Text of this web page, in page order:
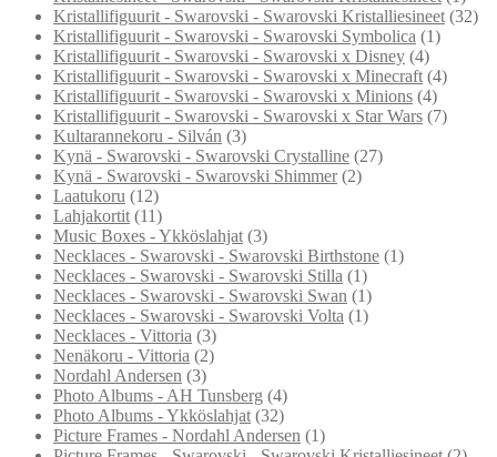
Kristallifiguurit - Swarovski - Swarovski Kristalliesineet (32)
Kristallifiguurit - Swarovski - Swarovski Symbolica (1)
Kristallifiguurit - Swarovski - Swarovski x Disney (4)
Kristallifiguurit - Swarovski - Swarovski x Minecraft (4)
Kristallifiguurit - Swarovski - Swarovski x Minions (4)
Kristallifiguurit - Swarovski - Swarovski x Star Wars (7)
Kultarannekoru - Silván (3)
Kynä - Swarovski - Swarovski Crystalline (27)
Kynä - Swarovski - Swarovski Shimmer (2)
Laatukoru (12)
Lahjakortit (11)
Music Boxes - Ykköslahjat (3)
Necklaces - Swarovski - Swarovski Birthstone (1)
Necklaces - Swarovski - Swarovski Stilla (1)
Necklaces - Swarovski - Swarovski Swan (1)
Necklaces - Swarovski - Swarovski Volta (1)
Necklaces - Vittoria (3)
Nenäkoru - Vittoria (2)
Nordahl Andersen (3)
Photo Albums - AH Tunsberg (4)
Photo Albums - Ykköslahjat (32)
Picture Frames - Nordahl Andersen (1)